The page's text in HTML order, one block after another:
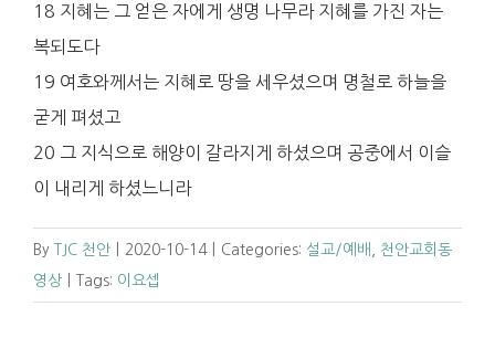
18 지혜는 그 얻은 자에게 생명 나무라 지혜를 가진 자는
복되도다
19 여호와께서는 지혜로 땅을 세우셨으며 명철로 하늘을
굳게 펴셨고
20 그 지식으로 해양이 갈라지게 하셨으며 공중에서 이슬
이 내리게 하셨느니라
By TJC 천안 2020-10-14 Categories: 설교/예배
천안교회동
영상
Tags: 이요셉